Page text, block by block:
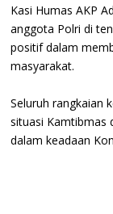
Kasi Humas AKP
anggota Polri di
positif dalam
masyarakat.
Seluruh rangkaian
situasi Kamtibmas
dalam keadaan